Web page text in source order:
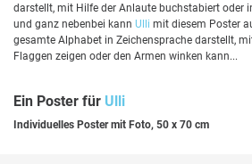
darstellt, mit Hilfe der Anlaute buchstabiert oder
und ganz nebenbei kann Ulli mit diesem Poster
gesamte Alphabet in Zeichensprache darstellt,
Flaggen zeigen oder den Armen winken kann...
Ein Poster für Ulli
Individuelles Poster mit Foto, 50 x 70 cm